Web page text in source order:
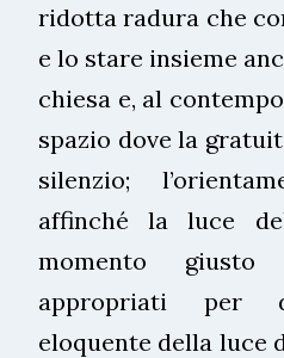
ridotta radura che
e lo stare insieme
chiesa e, al
spazio dove la
silenzio;
affinché la luce
momento
appropriati per
eloquente della luce